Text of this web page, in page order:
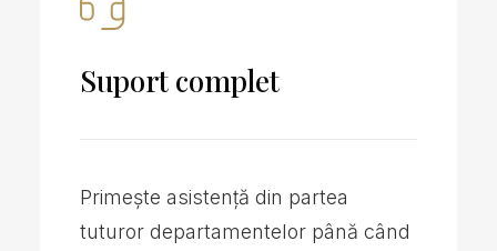
Suport complet
Primește asistență din partea
tuturor departamentelor până când